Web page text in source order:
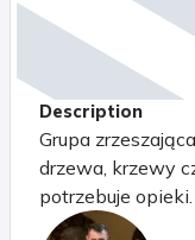
Description
Grupa
drzewa, krzewy
potrzebuje